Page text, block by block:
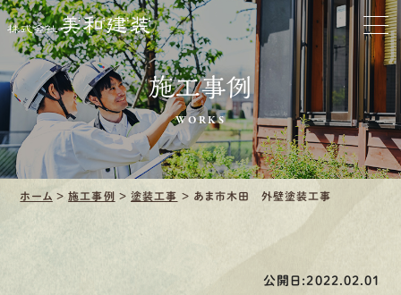
お家をきれいに
会社をきれいに
クリーニング
施工事例
施工事例
WORKS
ホーム >施工事例 >塗装工事 > あま市木田 外壁塗装工事
公開日:2022.02.01